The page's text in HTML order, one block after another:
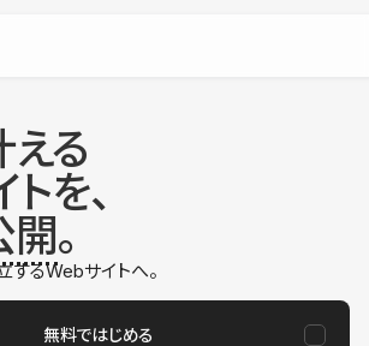
る
を、
開。
するWebサイトへ。
無料ではじめる